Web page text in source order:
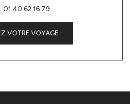
01 40 62 16 79
VOTRE VOYAGE